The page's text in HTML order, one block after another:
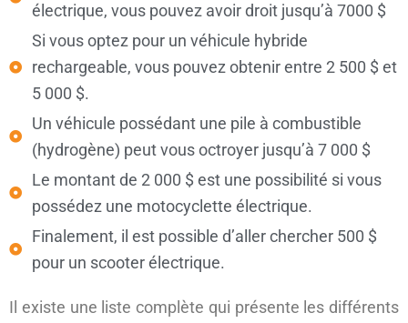
électrique, vous pouvez avoir droit jusqu’à 7000 $
Si vous optez pour un véhicule hybride
rechargeable, vous pouvez obtenir entre 2 500 $ et
5 000 $.
Un véhicule possédant une pile à combustible
(hydrogène) peut vous octroyer jusqu’à 7 000 $
Le montant de 2 000 $ est une possibilité si vous
possédez une motocyclette électrique.
Finalement, il est possible d’aller chercher 500 $
pour un scooter électrique.
Il existe une liste complète qui présente les différents